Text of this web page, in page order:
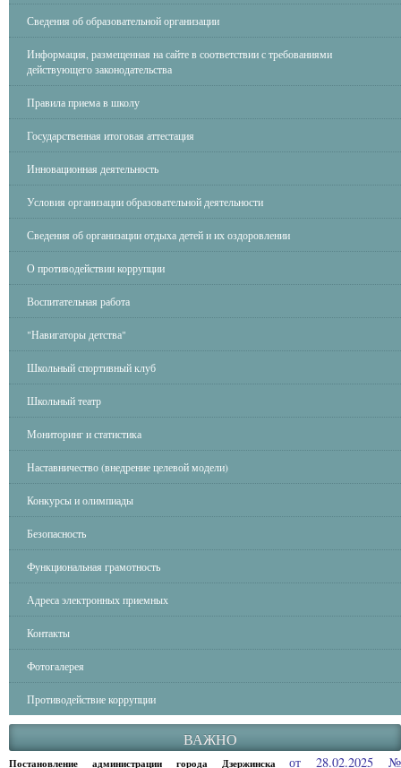
Сведения об образовательной организации
Информация, размещенная на сайте в соответствии с требованиями
действующего законодательства
Правила приема в школу
Государственная итоговая аттестация
Инновационная деятельность
Условия организации образовательной деятельности
Сведения об организации отдыха детей и их оздоровлении
О противодействии коррупции
Воспитательная работа
"Навигаторы детства"
Школьный спортивный клуб
Школьный театр
Мониторинг и статистика
Наставничество (внедрение целевой модели)
Конкурсы и олимпиады
Безопасность
Функциональная грамотность
Адреса электронных приемных
Контакты
Фотогалерея
Противодействие коррупции
ВАЖНО
Постановление администрации города Дзержинскаот 28.02.2025 №